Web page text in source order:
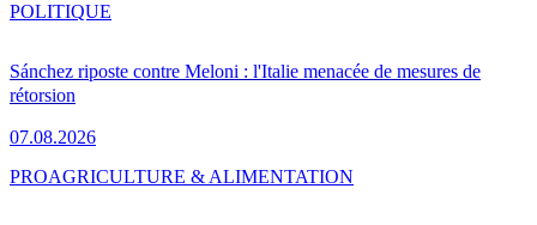
Sánchez riposte contre Meloni : l'Italie menacée de mesures de
rétorsion
07.08.2026
POLITIQUE
PROAGRICULTURE & ALIMENTATION